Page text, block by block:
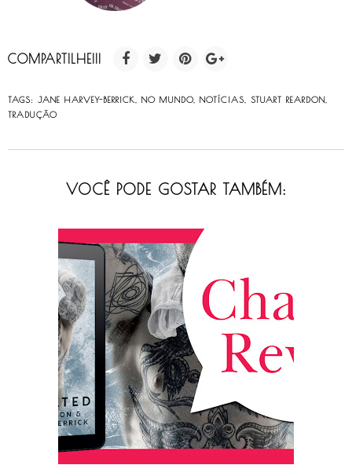
COMPARTILHE!!!
TAGS: JANE HARVEY-BERRICK NO MUNDO NOTÍCIAS STUART REARDON
TRADUÇÃO
VOCÊ PODE GOSTAR TAMBÉM: